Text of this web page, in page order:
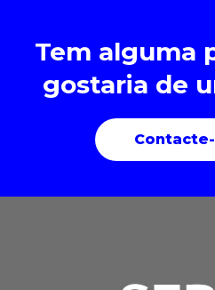
Tem alguma
gostaria de